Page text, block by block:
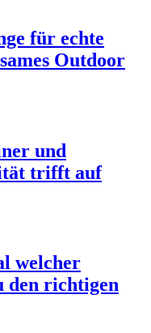
für echte
Outdoor
und
trifft auf
welcher
den richtigen